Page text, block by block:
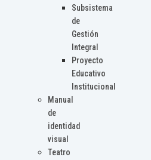
Subsistema
de
Gestión
Integral
Proyecto
Educativo
Institucional
Manual
de
identidad
visual
Teatro